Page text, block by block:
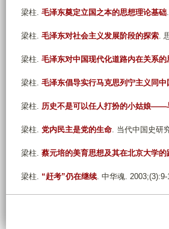
梁柱. 毛泽东奠定立国之本的思想理论基础
梁柱. 毛泽东对社会主义发展阶段的探索.
梁柱. 毛泽东对中国现代化道路内在关系的
梁柱. 毛泽东倡导实行马克思列宁主义同
梁柱. 历史不是可以任人打扮的小姑娘——
梁柱. 党内民主是党的生命. 当代中国史研
梁柱. 蔡元培的美育思想及其在北京大学的
梁柱. “赶考”仍在继续. 中华魂. 2003;(3):9-